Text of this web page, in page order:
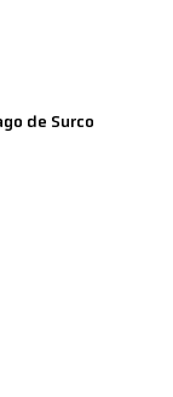
de Surco